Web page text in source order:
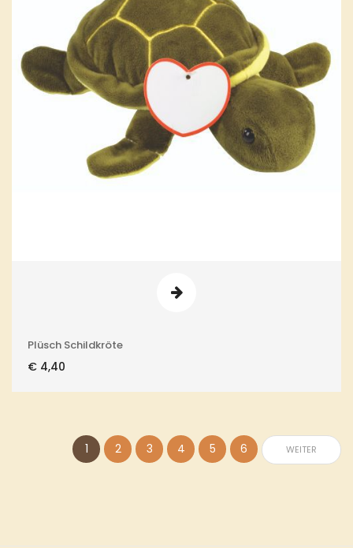
Plüsch Schildkröte
€ 4,40
1 2 3 4 5 6 WEITER